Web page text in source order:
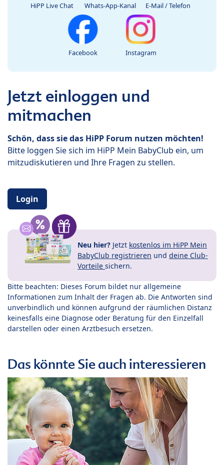
HiPP Live Chat Whats-App-Kanal E-Mail / Telefon
Facebook Instagram
Jetzt einloggen und
mitmachen
Schön, dass sie das HiPP Forum nutzen möchten!
Bitte loggen Sie sich im HiPP Mein BabyClub ein, um
mitzudiskutieren und Ihre Fragen zu stellen.
Login
Neu hier? Jetzt kostenlos im HiPP Mein
BabyClub registrieren und deine Club-
Vorteile sichern.
Bitte beachten: Dieses Forum bildet nur allgemeine
Informationen zum Inhalt der Fragen ab. Die Antworten sind
unverbindlich und können aufgrund der räumlichen Distanz
keinesfalls eine Diagnose oder Beratung für den Einzelfall
darstellen oder einen Arztbesuch ersetzen.
Das könnte Sie auch interessieren